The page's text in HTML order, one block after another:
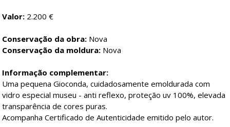
Valor: 2.200 €
Conservação da obra: Nova
Conservação da moldura: Nova
Informação complementar:
Uma pequena Gioconda, cuidadosamente emoldurada com
vidro especial museu - anti reflexo, proteção uv 100%, elevada
transparência de cores puras.
Acompanha Certificado de Autenticidade emitido pelo autor.